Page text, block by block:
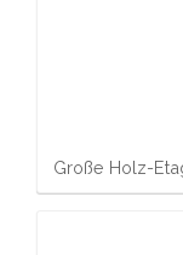
Große Holz-